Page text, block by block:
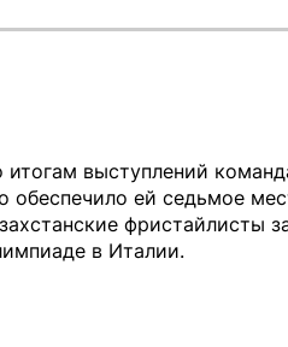
итогам выступлений
обеспечило ей седьмое
фристайлисты
в Италии.